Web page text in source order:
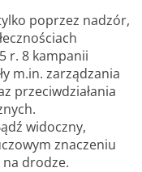
poprzez nadzór,
r. 8 kampanii
m.in. zarządzania
przeciwdziałania
widoczny,
znaczeniu
drodze.